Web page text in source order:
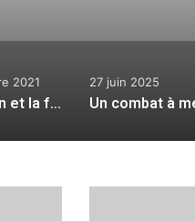
2021
Le citoyen et la force du changement
27 juin 2025